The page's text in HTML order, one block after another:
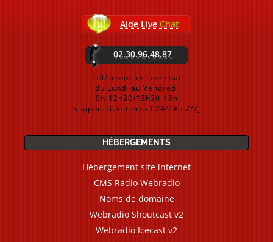
Aide Live Chat
02.30.96.48.87
Téléphone et Live chat
du Lundi au Vendredi
9h-12h30/13h30-18h
Support ticket email 24/24h 7/7j
HÉBERGEMENTS
Hébergement site internet
CMS Radio Webradio
Noms de domaine
Webradio Shoutcast v2
Webradio Icecast v2